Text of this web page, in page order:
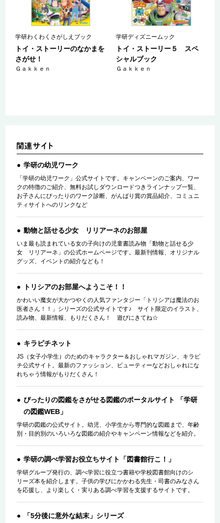
学研わくわくさがしえブック
トイ・ストーリーのなかまを
さがせ！
Ｇａｋｋｅｎ
学研ディズニームック
トイ・ストーリー５ スペ
シャルブック
Ｇａｋｋｅｎ
学研の幼児ワーク
「学研の幼児ワーク」公式サイトです。キャンペーンのご案内、ワー
クの特徴のご紹介、無料お試しダウンロードつきラインナップ一覧、
お子さんにぴったりのワーク診断、がんばり賞の賞品紹介、コミュニ
ティサイトへのリンクなど
動物と話せる少女 リリアーネのお部屋
いま最も読まれている女の子向けの児童書読み物「動物と話せる少
女 リリアーネ」の公式ホームページです。最新刊情報、オリジナル
グッズ、イベントの紹介なども！
トリシアのお部屋へようこそ！！
かわいい魔女が大かつやくの人気ファンタジー「トリシアは魔法のお
医者さん！！」シリーズの公式サイトです♪ サイト限定のイラスト、
読み物、最新情報、もりだくさん！ 遊びにきてね☆
キラピチネット
JS（女子小学生）のためのキャラクター＆おしゃれマガジン、キラピ
チ公式サイト。最新のファッション、ビューティーなどおしゃれにな
れちゃう情報がもりだくさん！
ぴったりの図鑑をさがせる図鑑のポータルサイト 「学研
の図鑑WEB」
学研の図鑑の公式サイト。幼児、小学生から専門的な図鑑まで、年齢
別・目的別のいろいろな図鑑の紹介やキャンペーン情報などを紹介。
学研の調べ学習お役立ちサイト「図書館行こ！」
学研グループ発行の、調べ学習に役立つ書籍や学校図書館向けのシ
リーズ本を紹介します。子供の学びにかかわる先生・司書のみなさん
を応援し、より楽しく・実りある調べ学習を支援するサイトです。
「5分後に意外な結末」シリーズ